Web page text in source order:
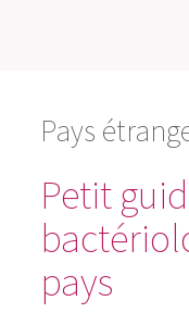
Pays
Petit
pays